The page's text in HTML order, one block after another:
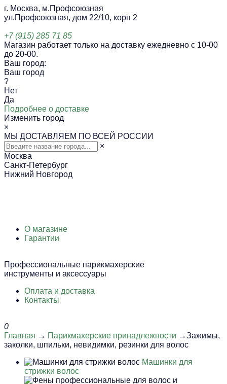
г. Москва, м.Профсоюзная
ул.Профсоюзная, дом 22/10, корп 2
+7 (915) 285 71 85
Магазин работает только на доставку ежедневно с 10-00
до 20-00.
Ваш город:
Ваш город
?
Нет
Да
Подробнее о доставке
Изменить город
×
МЫ ДОСТАВЛЯЕМ ПО ВСЕЙ РОССИИ
×
Москва
Санкт-Петербург
Нижний Новгород
О магазине
Гарантии
Профессиональные парикмахерские
инструменты и аксессуары
Оплата и доставка
Контакты
0
Главная → Парикмахерские принадлежности →Зажимы,
заколки, шпильки, невидимки, резинки для волос
Машинки для
стрижки волос